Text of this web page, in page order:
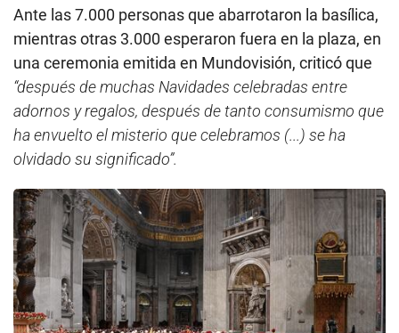
Ante las 7.000 personas que abarrotaron la basílica,
mientras otras 3.000 esperaron fuera en la plaza, en
una ceremonia emitida en Mundovisión, criticó que
“después de muchas Navidades celebradas entre
adornos y regalos, después de tanto consumismo que
ha envuelto el misterio que celebramos (...) se ha
olvidado su significado”.